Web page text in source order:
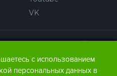
VK
не предназначенный для
с использованием
персональных данных в